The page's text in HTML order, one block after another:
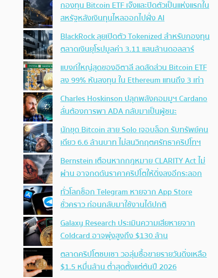
กองทุน Bitcoin ETF เจ๊งและปิดตัวเป็นแห่งแรกใน
สหรัฐหลังเงินทุนไหลออกไปฝั่ง AI
BlackRock ลุยเปิดตัว Tokenized สำหรับกองทุน
ตลาดเงินยุโรปมูลค่า 3.11 แสนล้านดอลลาร์
แบงก์ใหญ่สุดของอิตาลี ลดสัดส่วน Bitcoin ETF
ลง 99% หันลงทุน ใน Ethereum แทนถึง 3 เท่า
Charles Hoskinson ปลุกพลังคอมมูฯ Cardano
ลั่นต้องการพา ADA กลับมาเป็นผู้ชนะ
นักขุด Bitcoin สาย Solo เจอบล็อก รับทรัพย์คน
เดียว 6.6 ล้านบาท ไม่สนวิกฤตศรัทธาคริปโทฯ
Bernstein เตือนหากกฎหมาย CLARITY Act ไม่
ผ่าน อาจกดดันราคาคริปโตให้ดิ่งลงอีกระลอก
ทั่วโลกช็อก Telegram หายจาก App Store
ชั่วคราว ก่อนกลับมาใช้งานได้ปกติ
Galaxy Research ประเมินความเสียหายจาก
Coldcard อาจพุ่งสูงถึง $130 ล้าน
ตลาดคริปโตซบเซา วอลุ่มซื้อขายรายวันดิ่งเหลือ
$1.5 หมื่นล้าน ต่ำสุดตั้งแต่ต้นปี 2026